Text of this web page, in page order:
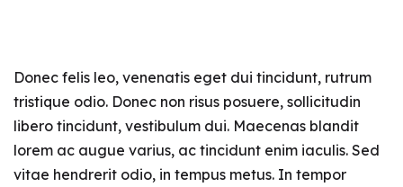
Donec felis leo, venenatis eget dui tincidunt, rutrum
tristique odio. Donec non risus posuere, sollicitudin
libero tincidunt, vestibulum dui. Maecenas blandit
lorem ac augue varius, ac tincidunt enim iaculis. Sed
vitae hendrerit odio, in tempus metus. In tempor